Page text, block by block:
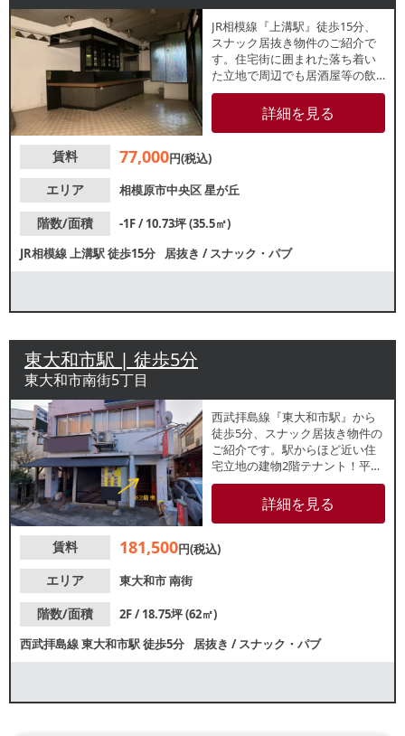
JR相模線『上溝駅』徒歩15分、
スナック居抜き物件のご紹介で
す。住宅街に囲まれた落ち着い
た立地で周辺でも居酒屋等の飲
食店が営業しています。店内はL
字カウンターのある約10.73坪の
小箱物件で、バーや喫茶店にも
詳細を見る
賃料 77,000円(税込)
エリア
相模原市中央区星が丘
階数/面積
-1F / 10.73坪 (35.5㎡)
JR相模線上溝駅徒歩15分 居抜き /スナック・パブ
東大和市駅 | 徒歩5分
東大和市南街5丁目
西武拝島線『東大和市駅』から
徒歩5分、スナック居抜き物件の
ご紹介です。駅からほど近い住
宅立地の建物2階テナント！平
日・休日問わず近隣住民の集客
が期待できます。地域密着型店
舗をご検討の方におすすめの物
詳細を見る
賃料 181,500円(税込)
エリア
東大和市南街
階数/面積
2F / 18.75坪 (62㎡)
西武拝島線東大和市駅徒歩5分 居抜き /スナック・パブ